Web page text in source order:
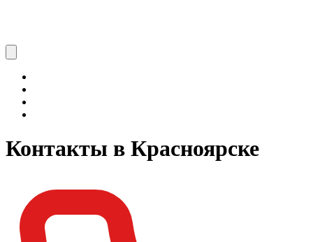
Контакты в Красноярске